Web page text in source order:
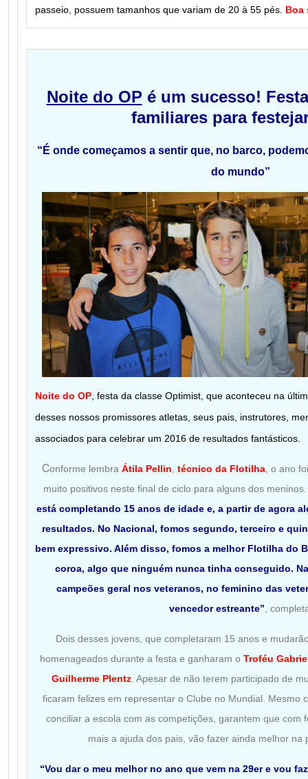
passeio, possuem tamanhos que variam de 20 à 55 pés. Boa
Noite do OPé um sucesso!
familiares para
“É onde começamos a sentir que, no barco,
do mundo”
Noite do OP , festa da classe Optimist, que aconteceu na
desses nossos promissores atletas, seus pais, instrutores,
associados para celebrar um 2016 de resultados fantásticos.
Conforme lembra Átila Pellin técnico da Flotilha, o ano
muito positivos neste final de ciclo para alguns dos
está completando 15 anos de idade e, a partir de agora
resultados. No Nacional, fomos segundo, terceiro e
bem expressivo. Além disso, fomos a melhor Flotilha do
coroa, algo que ninguém nunca tinha conseguido.
campeões geral nos veteranos, no feminino das
vencedor estreante” ,
Dois desses jovens, que completaram 15 anos e
homenageados durante a festa e ganharam o Troféu
Guilherme Plentz . Apesar de não terem participado de
ficaram felizes em representar o Clube no Mundial. Mesmo
conciliar a escola com as competições, garantem que com
mais a ajuda dos pais, vão fazer ainda melhor na
“Vou dar o meu melhor no ano que vem na 29er e vou